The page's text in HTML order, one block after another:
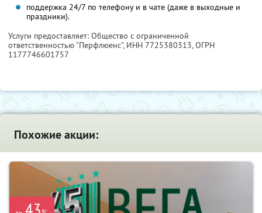
поддержка 24/7 по телефону и в чате (даже в выходные и
праздники).
Услуги предоставляет: Общество с ограниченной
ответственностью "Перфлюенс", ИНН 7725380313, ОГРН
1177746601757
Похожие акции: